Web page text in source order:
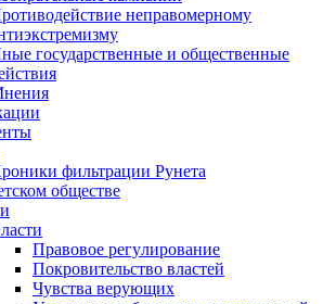
неправомерному
государственные и общественные
фильтрации Рунета
обществе
Правовое регулирование
Покровительство властей
Чувства верующих